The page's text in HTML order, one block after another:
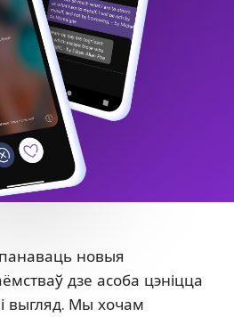
новыя
дзе асоба цэніцца
выгляд. Мы хочам